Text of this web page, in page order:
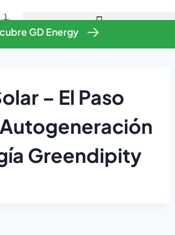
GD Energy
– El Paso
Greendipity